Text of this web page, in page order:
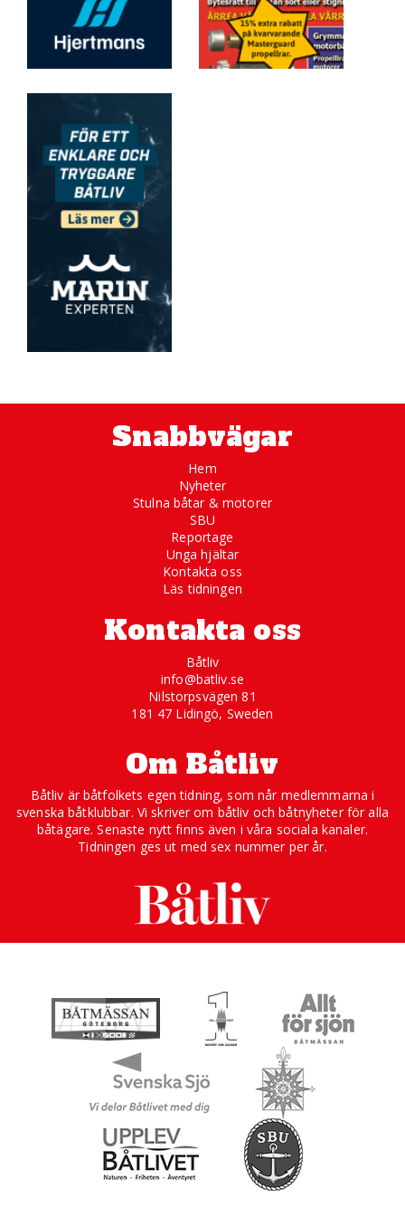
Snabbvägar
Hem
Nyheter
Stulna båtar & motorer
SBU
Reportage
Unga hjältar
Kontakta oss
Läs tidningen
Kontakta oss
Båtliv
info@batliv.se
Nilstorpsvägen 81
181 47 Lidingö, Sweden
Om Båtliv
Båtliv är båtfolkets egen tidning, som når medlemmarna i
svenska båtklubbar. Vi skriver om båtliv och båtnyheter för alla
båtägare. Senaste nytt finns även i våra sociala kanaler.
Tidningen ges ut med sex nummer per år.